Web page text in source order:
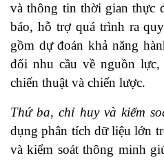
và thông tin thời gian thực
báo, hỗ trợ quá trình ra
gồm dự đoán khả năng
đổi nhu cầu về nguồn
chiến thuật và chiến lược.
Thứ ba, chỉ huy và kiểm
dụng phân tích dữ liệu lớn
và kiểm soát thông minh